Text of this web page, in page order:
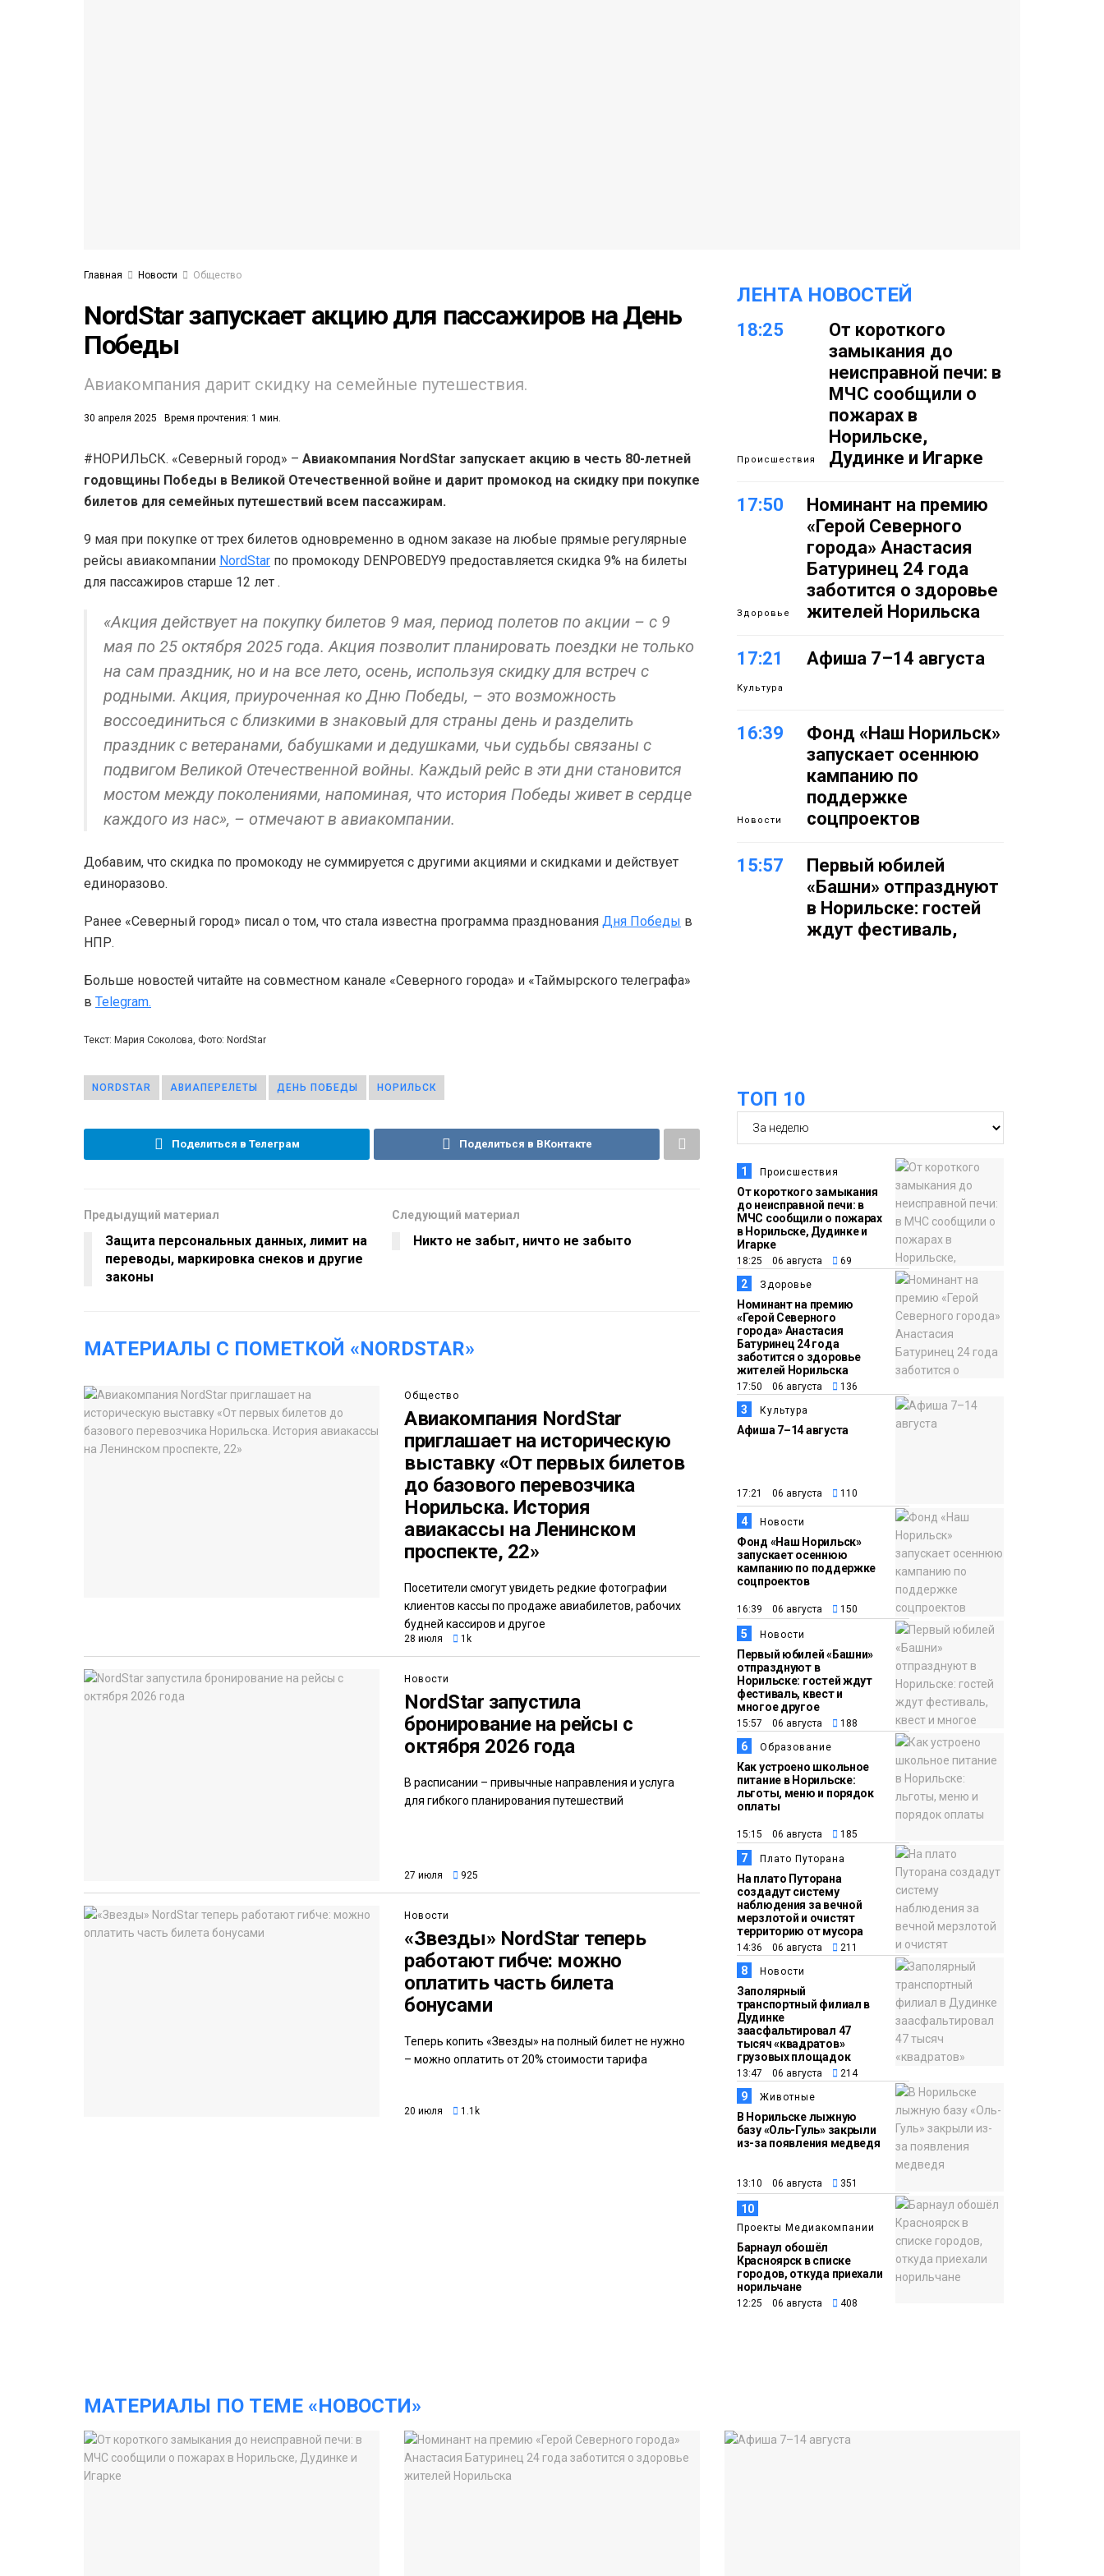
Главная Новости Общество
NordStar запускает акцию для пассажиров на День
Победы
Авиакомпания дарит скидку на семейные путешествия.
30 апреля 2025 Время прочтения: 1 мин.
#НОРИЛЬСК. «Северный город» – Авиакомпания NordStar запускает акцию в честь 80-летней
годовщины Победы в Великой Отечественной войне и дарит промокод на скидку при покупке
билетов для семейных путешествий всем пассажирам.
9 мая при покупке от трех билетов одновременно в одном заказе на любые прямые регулярные
рейсы авиакомпании NordStar по промокоду DENPOBEDY9 предоставляется скидка 9% на билеты
для пассажиров старше 12 лет .
«Акция действует на покупку билетов 9 мая, период полетов по акции – с 9
мая по 25 октября 2025 года. Акция позволит планировать поездки не только
на сам праздник, но и на все лето, осень, используя скидку для встреч с
родными. Акция, приуроченная ко Дню Победы, – это возможность
воссоединиться с близкими в знаковый для страны день и разделить
праздник с ветеранами, бабушками и дедушками, чьи судьбы связаны с
подвигом Великой Отечественной войны. Каждый рейс в эти дни становится
мостом между поколениями, напоминая, что история Победы живет в сердце
каждого из нас», – отмечают в авиакомпании.
Добавим, что скидка по промокоду не суммируется с другими акциями и скидками и действует
единоразово.
Ранее «Северный город» писал о том, что стала известна программа празднования Дня Победы в
НПР.
Больше новостей читайте на совместном канале «Северного города» и «Таймырского телеграфа»
в Telegram.
Текст: Мария Соколова, Фото: NordStar
NORDSTAR АВИАПЕРЕЛЕТЫ ДЕНЬ ПОБЕДЫ НОРИЛЬСК
Поделиться в Телеграм Поделиться в ВКонтакте
Предыдущий материал
Защита персональных данных, лимит на
переводы, маркировка снеков и другие
законы
Следующий материал
Никто не забыт, ничто не забыто
МАТЕРИАЛЫ С ПОМЕТКОЙ «NORDSTAR»
Общество
Авиакомпания NordStar
приглашает на историческую
выставку «От первых билетов
до базового перевозчика
Норильска. История
авиакассы на Ленинском
проспекте, 22»
Посетители смогут увидеть редкие фотографии
клиентов кассы по продаже авиабилетов, рабочих
будней кассиров и другое
28 июля 1k
Новости
NordStar запустила
бронирование на рейсы с
октября 2026 года
В расписании – привычные направления и услуга
для гибкого планирования путешествий
27 июля 925
Новости
«Звезды» NordStar теперь
работают гибче: можно
оплатить часть билета
бонусами
Теперь копить «Звезды» на полный билет не нужно
– можно оплатить от 20% стоимости тарифа
20 июля 1.1k
ЛЕНТА НОВОСТЕЙ
18:25
Происшествия
От короткого
замыкания до
неисправной печи: в
МЧС сообщили о
пожарах в
Норильске,
Дудинке и Игарке
17:50
Здоровье
Номинант на премию
«Герой Северного
города» Анастасия
Батуринец 24 года
заботится о здоровье
жителей Норильска
17:21
Культура
Афиша 7–14 августа
16:39
Новости
Фонд «Наш Норильск»
запускает осеннюю
кампанию по
поддержке
соцпроектов
15:57
Первый юбилей
«Башни» отпразднуют
в Норильске: гостей
ждут фестиваль,
14:36
Плато
Путорана
На плато Путорана
создадут систему
наблюдения за вечной
мерзлотой и очистят
территорию от мусора
13:47
Новости
Заполярный
транспортный филиал
в Дудинке
заасфальтировал 47
тысяч «квадратов»
грузовых площадок
13:10
В Норильске лыжную
базу «Оль-Гуль»
12:25
Медиакомпании
Барнаул обошёл
Красноярск в
списке городов,
откуда приехали
норильчане
ТОП 10
1 Происшествия
От короткого замыкания
до неисправной печи: в
МЧС сообщили о пожарах
в Норильске, Дудинке и
Игарке
18:25 06 августа 69
2 Здоровье
Номинант на премию
«Герой Северного
города» Анастасия
Батуринец 24 года
заботится о здоровье
жителей Норильска
17:50 06 августа 136
3 Культура
Афиша 7–14 августа
17:21 06 августа 110
4 Новости
Фонд «Наш Норильск»
запускает осеннюю
кампанию по поддержке
соцпроектов
16:39 06 августа 150
5 Новости
Первый юбилей «Башни»
отпразднуют в
Норильске: гостей ждут
фестиваль, квест и
многое другое
15:57 06 августа 188
6 Образование
Как устроено школьное
питание в Норильске:
льготы, меню и порядок
оплаты
15:15 06 августа 185
7 Плато Путорана
На плато Путорана
создадут систему
наблюдения за вечной
мерзлотой и очистят
территорию от мусора
14:36 06 августа 211
8 Новости
Заполярный
транспортный филиал в
Дудинке
заасфальтировал 47
тысяч «квадратов»
грузовых площадок
13:47 06 августа 214
9 Животные
В Норильске лыжную
базу «Оль-Гуль» закрыли
из-за появления медведя
13:10 06 августа 351
10
Проекты Медиакомпании
Барнаул обошёл
Красноярск в списке
городов, откуда приехали
норильчане
12:25 06 августа 408
МАТЕРИАЛЫ ПО ТЕМЕ «НОВОСТИ»